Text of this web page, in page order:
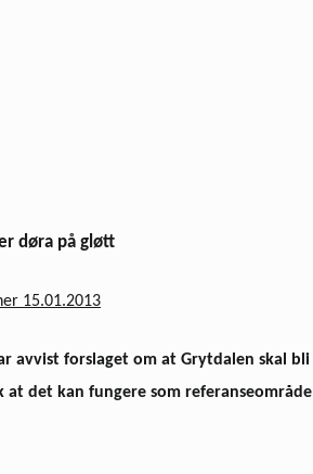
døra på gløtt
15.01.2013
avvist forslaget om at Grytdalen skal bli
det kan fungere som referanseområde